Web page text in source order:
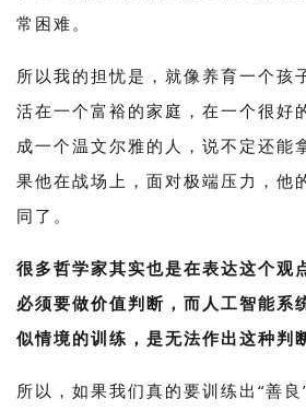
常困难。
所以我的担忧是，就像养育一个
活在一个富裕的家庭，在一个很好
成一个温文尔雅的人，说不定还能
果他在战场上，面对极端压力，他
同了。
很多哲学家其实也是在表达这个观
必须要做价值判断，而人工智能系
似情境的训练，是无法作出这种判
所以，如果我们真的要训练出“善